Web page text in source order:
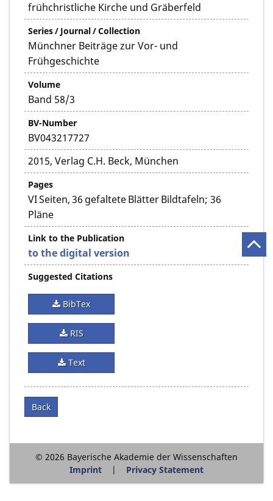
frühchristliche Kirche und Gräberfeld
Series / Journal / Collection
Münchner Beiträge zur Vor- und
Frühgeschichte
Volume
Band 58/3
BV-Number
BV043217727
2015, Verlag C.H. Beck, München
Pages
VI Seiten, 36 gefaltete Blätter Bildtafeln; 36
Pläne
Link to the Publication
to the digital version
Suggested Citations
BibTex
RIS
Text
Back
© 2026 Bayerische Akademie der Wissenschaften
Imprint
Privacy Statement